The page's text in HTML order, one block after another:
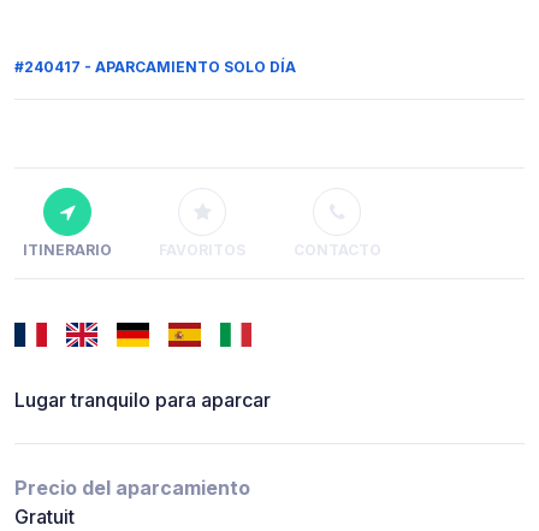
#240417 - APARCAMIENTO SOLO DÍA
ITINERARIO FAVORITOS CONTACTO
Lugar tranquilo para aparcar
Precio del aparcamiento
Gratuit